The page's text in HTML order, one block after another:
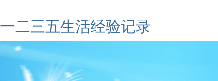
一二三五生活经验记录